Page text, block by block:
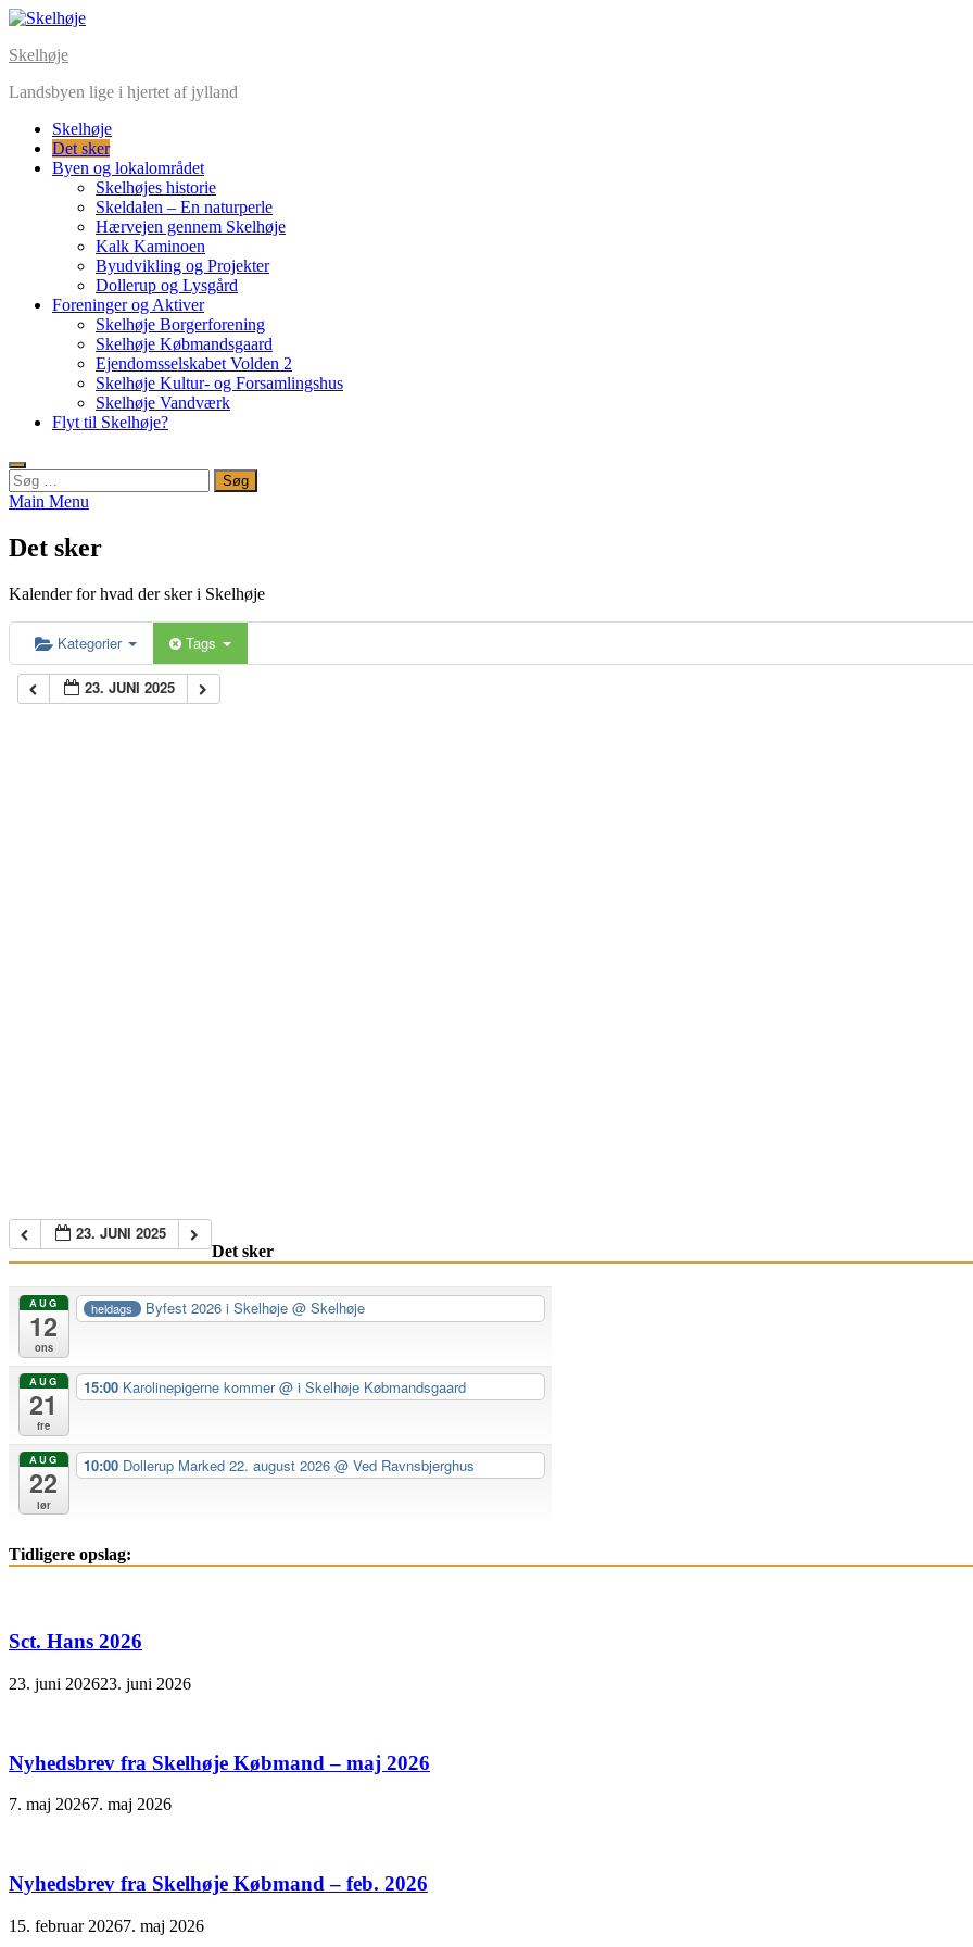
Skip
content
Skelhøje
Landsbyen lige i hjertet af jylland
Skelhøje
Det sker
Byen og lokalområdet
Skelhøjes historie
Skeldalen – En naturperle
Hærvejen gennem Skelhøje
Kalk Kaminoen
Byudvikling og Projekter
Dollerup og Lysgård
Foreninger og Aktiver
Skelhøje Borgerforening
Skelhøje Købmandsgaard
Ejendomsselskabet Volden 2
Skelhøje Kultur- og Forsamlingshus
Skelhøje Vandværk
Flyt til Skelhøje?
Søg
efter:
Main Menu
Det sker
Kalender for hvad der sker i Skelhøje
Kategorier Tags
23. JUNI 2025
23. JUNI 2025
Det sker
AUG
12
ons
heldags Byfest 2026 i Skelhøje@ Skelhøje
AUG
21
fre
15:00 Karolinepigerne kommer@ i Skelhøje Købmandsgaard
AUG
22
lør
10:00 Dollerup Marked 22. august 2026 @ Ved Ravnsbjerghus
Tidligere opslag:
Sct. Hans 2026
23. juni 202623. juni 2026
Nyhedsbrev fra Skelhøje Købmand – maj 2026
7. maj 20267. maj 2026
Nyhedsbrev fra Skelhøje Købmand – feb. 2026
15. februar 20267. maj 2026